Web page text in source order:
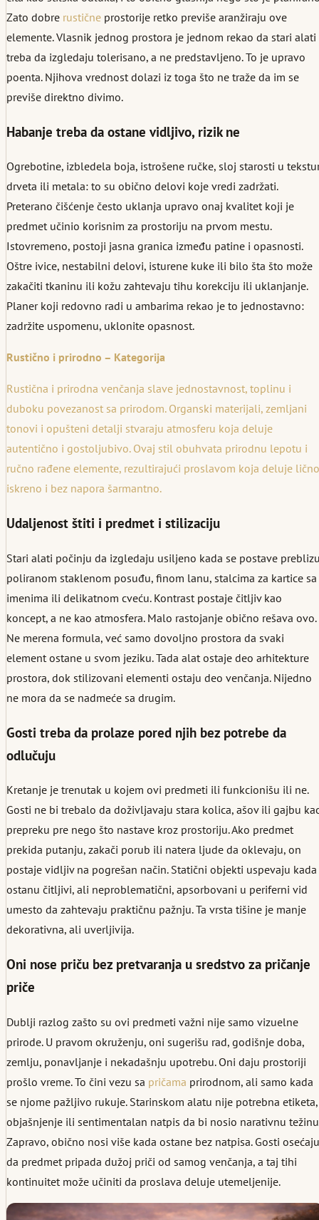
Zato dobre rustične prostorije retko previše aranžiraju ove
elemente. Vlasnik jednog prostora je jednom rekao da stari alati
treba da izgledaju tolerisano, a ne predstavljeno. To je upravo
poenta. Njihova vrednost dolazi iz toga što ne traže da im se
previše direktno divimo.
Habanje treba da ostane vidljivo, rizik ne
Ogrebotine, izbledela boja, istrošene ručke, sloj starosti u
drveta ili metala: to su obično delovi koje vredi zadržati.
Preterano čišćenje često uklanja upravo onaj kvalitet koji je
predmet učinio korisnim za prostoriju na prvom mestu.
Istovremeno, postoji jasna granica između patine i opasnosti.
Oštre ivice, nestabilni delovi, isturene kuke ili bilo šta što može
zakačiti tkaninu ili kožu zahtevaju tihu korekciju ili uklanjanje.
Planer koji redovno radi u ambarima rekao je to jednostavno:
zadržite uspomenu, uklonite opasnost.
Rustično i prirodno – Kategorija
Rustična i prirodna venčanja slave jednostavnost, toplinu i
duboku povezanost sa prirodom. Organski materijali, zemljani
tonovi i opušteni detalji stvaraju atmosferu koja deluje
autentično i gostoljubivo. Ovaj stil obuhvata prirodnu lepotu i
ručno rađene elemente, rezultirajući proslavom koja deluje
iskreno i bez napora šarmantno.
Udaljenost štiti i predmet i stilizaciju
Stari alati počinju da izgledaju usiljeno kada se postave
poliranom staklenom posuđu, finom lanu, stalcima za kartice sa
imenima ili delikatnom cveću. Kontrast postaje čitljiv kao
koncept, a ne kao atmosfera. Malo rastojanje obično rešava ovo.
Ne merena formula, već samo dovoljno prostora da svaki
element ostane u svom jeziku. Tada alat ostaje deo arhitekture
prostora, dok stilizovani elementi ostaju deo venčanja. Nijedno
ne mora da se nadmeće sa drugim.
Gosti treba da prolaze pored njih bez potrebe da
odlučuju
Kretanje je trenutak u kojem ovi predmeti ili funkcionišu ili ne.
Gosti ne bi trebalo da doživljavaju stara kolica, ašov ili gajbu
prepreku pre nego što nastave kroz prostoriju. Ako predmet
prekida putanju, zakači porub ili natera ljude da oklevaju, on
postaje vidljiv na pogrešan način. Statični objekti uspevaju kada
ostanu čitljivi, ali neproblematični, apsorbovani u periferni vid
umesto da zahtevaju praktičnu pažnju. Ta vrsta tišine je manje
dekorativna, ali uverljivija.
Oni nose priču bez pretvaranja u sredstvo za pričanje
priče
Dublji razlog zašto su ovi predmeti važni nije samo vizuelne
prirode. U pravom okruženju, oni sugerišu rad, godišnje doba,
zemlju, ponavljanje i nekadašnju upotrebu. Oni daju prostoriji
prošlo vreme. To čini vezu sa pričama prirodnom, ali samo kada
se njome pažljivo rukuje. Starinskom alatu nije potrebna etiketa,
objašnjenje ili sentimentalan natpis da bi nosio narativnu
Zapravo, obično nosi više kada ostane bez natpisa. Gosti osećaju
da predmet pripada dužoj priči od samog venčanja, a taj tihi
kontinuitet može učiniti da proslava deluje utemeljenije.